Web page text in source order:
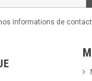
informations de